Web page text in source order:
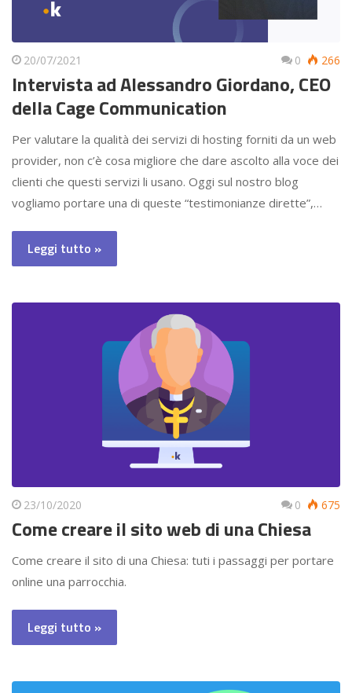
20/07/2021 0 266
Intervista ad Alessandro Giordano, CEO
della Cage Communication
Per valutare la qualità dei servizi di hosting forniti da un web
provider, non c’è cosa migliore che dare ascolto alla voce dei
clienti che questi servizi li usano. Oggi sul nostro blog
vogliamo portare una di queste “testimonianze dirette”,…
Leggi tutto »
23/10/2020 0 675
Come creare il sito web di una Chiesa
Come creare il sito di una Chiesa: tuti i passaggi per portare
online una parrocchia.
Leggi tutto »